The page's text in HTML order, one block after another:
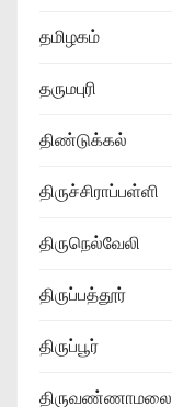
தமிழகம்
தருமபுரி
திண்டுக்கல்
திருச்சிராப்பள்ளி
திருநெல்வேலி
திருப்பத்தூர்
திருப்பூர்
திருவண்ணாமலை